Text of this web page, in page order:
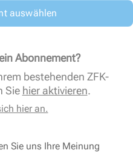
auswählen
Abonnement?
bestehenden ZFK-
Sie hier aktivieren.
hier an.
Sie uns Ihre Meinung